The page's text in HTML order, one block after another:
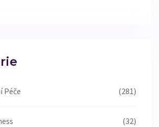
Péče (281)
(32)